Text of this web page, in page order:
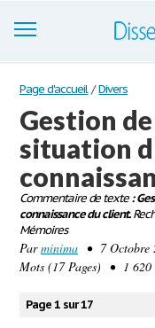
Dissertations
S'inscrire
Se connecter
Contactez-nous
Page d'accueil / Divers
Gestion
situation
Commentaire de texte:
connaissance du client.
Mémoires
Parminima • 7 Octobre
Mots (17 Pages) • 1 620
Page 1 sur 17